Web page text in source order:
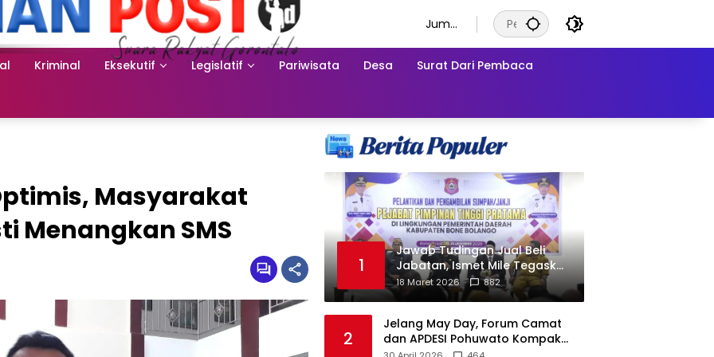
Juma
us
Kriminal Eksekutif Legislatif Pariwisata Desa Surat Dari Pembaca
Masyarakat
Menangkan SMS
1
Jawab Tudingan Jual Beli
Jabatan, Ismet Mile Tegaskan
Prosedur Pengisian Jabatan
18 Maret 2026 882
2
Jelang May Day, Forum Camat
dan APDESI Pohuwato Kompak
Minta Aksi BARA API Ditunda